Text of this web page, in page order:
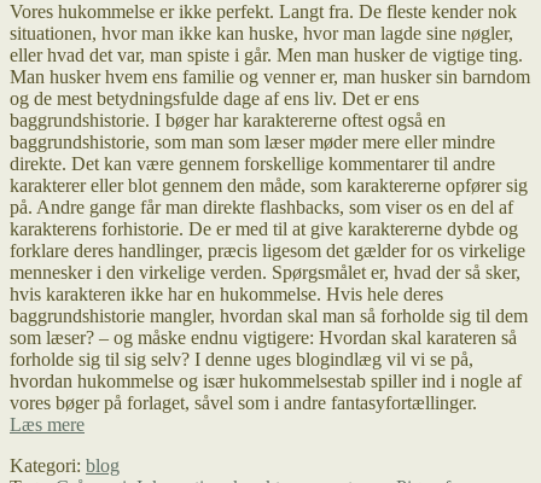
Vores hukommelse er ikke perfekt. Langt fra. De fleste kender nok
situationen, hvor man ikke kan huske, hvor man lagde sine nøgler,
eller hvad det var, man spiste i går. Men man husker de vigtige ting.
Man husker hvem ens familie og venner er, man husker sin barndom
og de mest betydningsfulde dage af ens liv. Det er ens
baggrundshistorie. I bøger har karaktererne oftest også en
baggrundshistorie, som man som læser møder mere eller mindre
direkte. Det kan være gennem forskellige kommentarer til andre
karakterer eller blot gennem den måde, som karaktererne opfører sig
på. Andre gange får man direkte flashbacks, som viser os en del af
karakterens forhistorie. De er med til at give karaktererne dybde og
forklare deres handlinger, præcis ligesom det gælder for os virkelige
mennesker i den virkelige verden. Spørgsmålet er, hvad der så sker,
hvis karakteren ikke har en hukommelse. Hvis hele deres
baggrundshistorie mangler, hvordan skal man så forholde sig til dem
som læser? – og måske endnu vigtigere: Hvordan skal karateren så
forholde sig til sig selv? I denne uges blogindlæg vil vi se på,
hvordan hukommelse og især hukommelsestab spiller ind i nogle af
vores bøger på forlaget, såvel som i andre fantasyfortællinger.
Læs mereHukommelsestab
den
Kategori: blog